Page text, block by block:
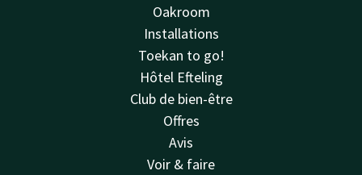
Oakroom
Installations
Toekan to go!
Hôtel Efteling
Club de bien-être
Offres
Avis
Voir & faire